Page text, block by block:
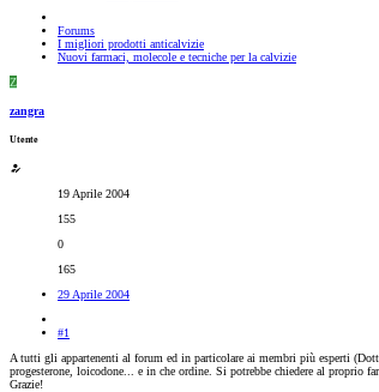
Forums
I migliori prodotti anticalvizie
Nuovi farmaci, molecole e tecniche per la calvizie
Z
zangra
Utente
19 Aprile 2004
155
0
165
29 Aprile 2004
#1
A tutti gli appartenenti al forum ed in particolare ai membri più esperti
progesterone, loicodone... e in che ordine. Si potrebbe chiedere al proprio
Grazie!